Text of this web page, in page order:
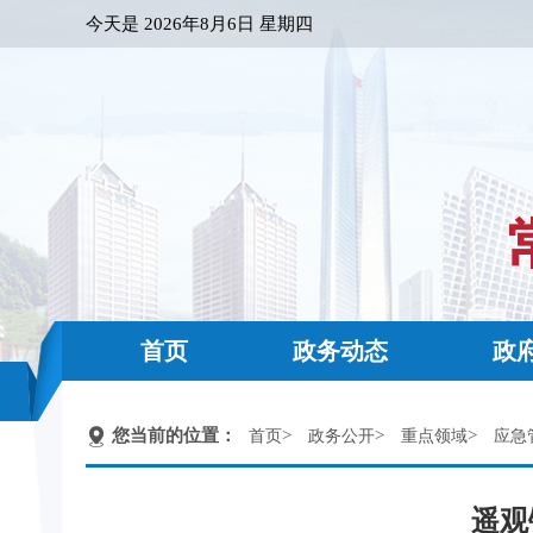
今天是 2026年8月6日 星期四
首页 政务动态 政
您当前的位置： 首页> 政务公开> 重点领域> 应急
遥